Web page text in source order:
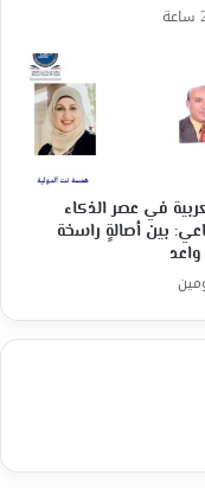
في عصر الذكاء
بين أصالةٍ راسخة